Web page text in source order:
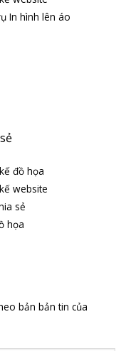
In hình lên áo
đồ họa
website
sẻ
họa
bản bản tin của